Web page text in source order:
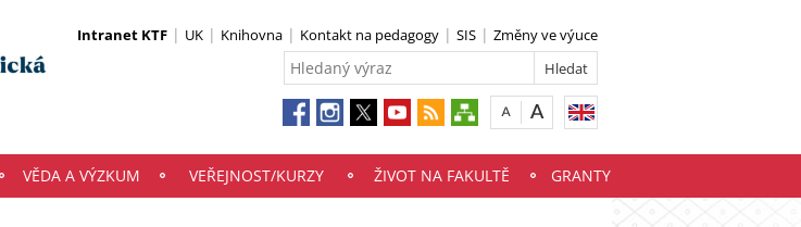
Intranet KTF UK Knihovna Kontakt na pedagogy SIS Změny ve výuce
VĚDA A VÝZKUM VEŘEJNOST/KURZY ŽIVOT NA FAKULTĚ GRANTY